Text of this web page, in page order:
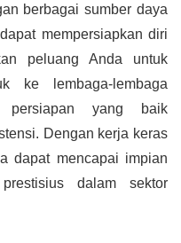
berbagai sumber daya
mempersiapkan diri
peluang Anda untuk
ke lembaga-lembaga
persiapan yang baik
Dengan kerja keras
dapat mencapai impian
dalam sektor